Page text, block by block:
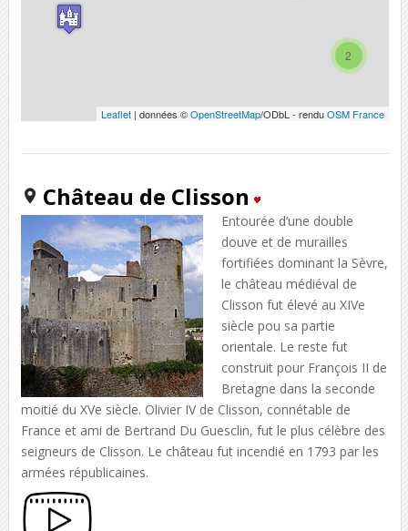
2
Leaflet | données ©OpenStreetMap/ODbL - renduOSM France
Château de Clisson
Entourée d’une double
douve et de murailles
fortifiées dominant la Sèvre,
le château médiéval de
Clisson fut élevé au XIVe
siècle pou sa partie
orientale. Le reste fut
construit pour François II de
Bretagne dans la seconde
moitié du XVe siècle. Olivier IV de Clisson, connétable de
France et ami de Bertrand Du Guesclin, fut le plus célèbre des
seigneurs de Clisson. Le château fut incendié en 1793 par les
armées républicaines.